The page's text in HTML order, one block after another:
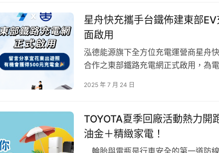
運輸與中小企業日常營運等多元載運需求。
視的營運成本方面，PORTER II搭載2.5L共軌噴射渦輪柴
均油耗達11.0km/L，展現同級最佳柴油省油實力。同時，
及ESC電子車身穩定系統、ABS防鎖定煞車系統、TCS循跡
備，讓車主在日常載運與長時間駕駛中更安心。
的多元載運需求，PORTER II提供原廠打造配件一條龍服
照實際營運型態，打造更符合使用需求的工作車。標準款式
星舟快充攜手台鐵佈建東部
面啟用
泓德能源旗下全方位充電運營商星舟
合作之東部鐵路充電網正式啟用，為
作，預計2026年將啟用15座高功率
2025 年 7 月 24 日
TOYOTA夏季回廠活動熱力開
油金＋精緻家電！